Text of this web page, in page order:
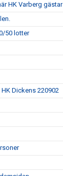
HK Varberg gästar
50 lotter
Dickens 220902